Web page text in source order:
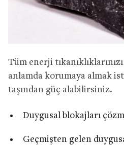
Tüm enerji
anlamda korumaya almak
taşından güç alabilirsiniz.
Duygusal blokajları
Geçmişten gelen